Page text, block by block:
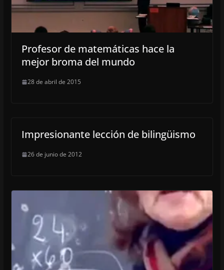
Profesor de matemáticas hace la
mejor broma del mundo
28 de abril de 2015
Impresionante lección de bilingüismo
26 de junio de 2012